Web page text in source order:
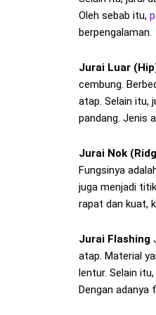
Oleh sebab itu,
berpengalaman.
Jurai Luar
cembung.
atap. Selain itu,
pandang. Jenis
Jurai Nok
Fungsinya
juga menjadi
rapat dan kuat,
Jurai Flashing
atap. Material
lentur. Selain
Dengan